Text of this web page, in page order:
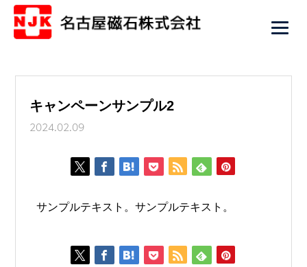
キャンペーンサンプル2
2024.02.09
サンプルテキスト。サンプルテキスト。